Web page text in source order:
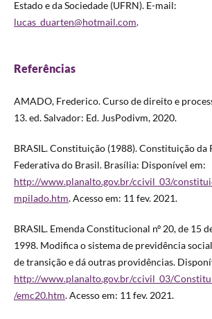
Estado e da Sociedade (UFRN). E-mail:
lucas_duarten@hotmail.com.
Referências
AMADO, Frederico. Curso de direito e
13. ed. Salvador: Ed. JusPodivm, 2020.
BRASIL. Constituição (1988). Constituição da
Federativa do Brasil. Brasília: Disponível em:
http://www.planalto.gov.br/ccivil_03/
mpilado.htm. Acesso em: 11 fev. 2021.
BRASIL. Emenda Constitucional nº 20, de 15
1998. Modifica o sistema de previdência
de transição e dá outras providências.
http://www.planalto.gov.br/ccivil_03/
/emc20.htm. Acesso em: 11 fev. 2021.